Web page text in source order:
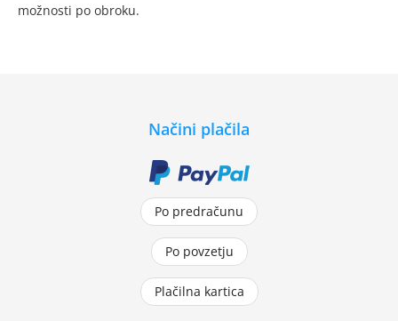
možnosti po obroku.
Načini plačila
Po predračunu
Po povzetju
Plačilna kartica